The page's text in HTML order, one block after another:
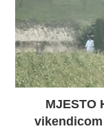
MJESTO